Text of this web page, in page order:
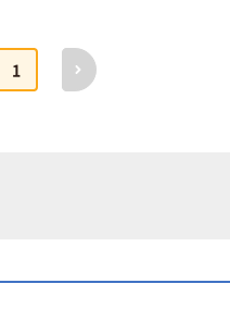
1
次へ
ーブ ホワイ
粉なし（パ
698~ （税込）